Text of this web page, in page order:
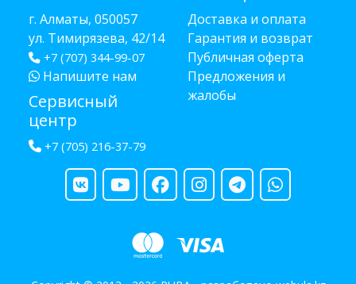
г. Алматы, 050057
ул. Тимирязева, 42/14
+7 (707) 344-99-07
Напишите нам
Сервисный
центр
+7 (705) 216-37-79
Доставка и оплата
Гарантия и возврат
Публичная оферта
Предложения и
жалобы